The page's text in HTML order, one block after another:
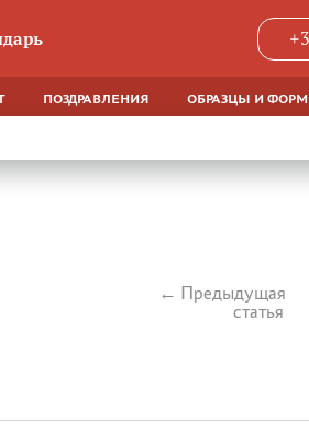
ПОЗДРАВЛЕНИЯ ОБРАЗЦЫ И
Предыдущая
статья